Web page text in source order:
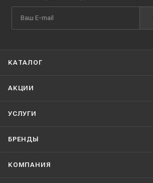
КАТАЛОГ
АКЦИИ
УСЛУГИ
БРЕНДЫ
КОМПАНИЯ